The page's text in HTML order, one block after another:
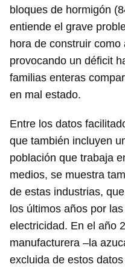
INICIAR
bloques de hormigón
entiende el grave
hora de construir como
provocando un déficit
familias enteras
en mal estado.
Entre los datos
que también incluyen
población que trabaja
medios, se muestra
de estas industrias,
los últimos años por
electricidad. En el año
manufacturera –la
excluida de estos